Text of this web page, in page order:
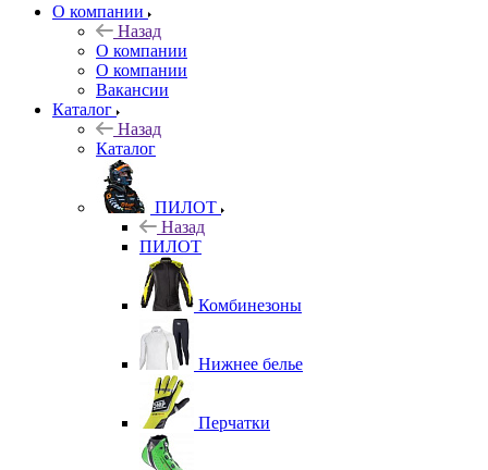
О компании
Назад
О компании
О компании
Вакансии
Каталог
Назад
Каталог
ПИЛОТ
Назад
ПИЛОТ
Комбинезоны
Нижнее белье
Перчатки